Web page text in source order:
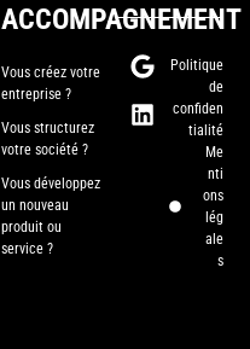
ACCOMPAGNEMENT
Vous créez votre
entreprise ?
Vous structurez
votre société ?
Vous développez
un nouveau
produit ou
service ?
Politique
de
confiden
tialité
Me
nti
ons
lég
ale
s